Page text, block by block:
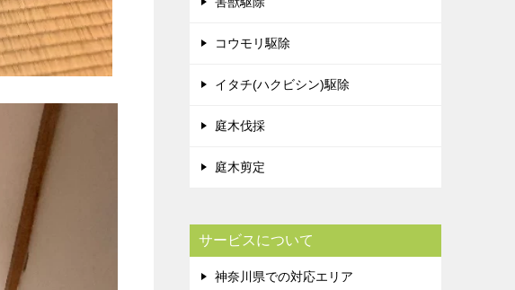
コウモリ駆除
イタチ(ハクビシン)駆除
庭木伐採
庭木剪定
サービスについて
神奈川県での対応エリア